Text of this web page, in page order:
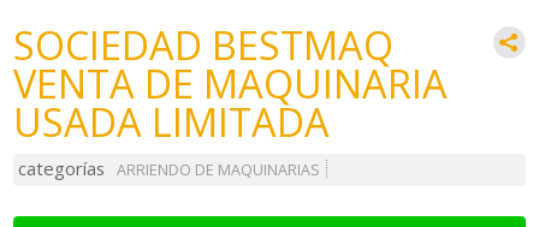
SOCIEDAD BESTMAQ
VENTA DE MAQUINARIA
USADA LIMITADA
categorías ARRIENDO DE MAQUINARIAS